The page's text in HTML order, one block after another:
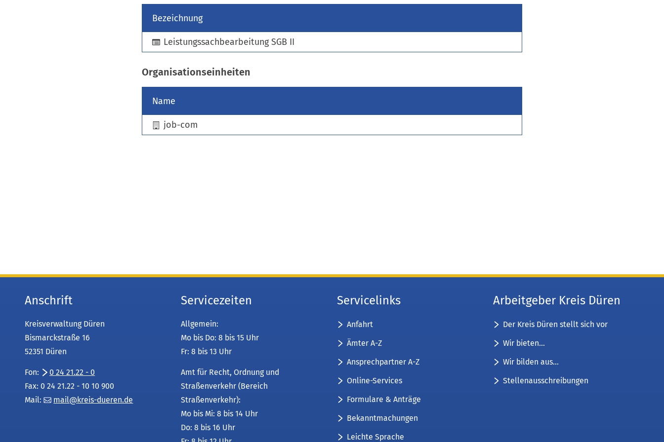
)
Bezeichnung
Leistungssachbearbeitung SGB II
Organisationseinheiten
Name
job-com
Anschrift
Kreisverwaltung Düren
Bismarckstraße 16
52351 Düren
Fon:
0 24 21.22 - 0
Fax: 0 24 21.22 - 10 10 900
Mail:
mail kreis-dueren de
Servicezeiten
Allgemein:
Mo bis Do: 8 bis 15 Uhr
Fr: 8 bis 13 Uhr
Amt für Recht, Ordnung und
Straßenverkehr (Bereich
Straßenverkehr):
Mo bis Mi: 8 bis 14 Uhr
Do: 8 bis 16 Uhr
Servicelinks
Anfahrt
Ämter A-Z
Ansprechpartner A-Z
Online-Services
Formulare & Anträge
Bekanntmachungen
Leichte Sprache
Arbeitgeber Kreis Düren
Der Kreis Düren stellt sich vor
Wir bieten...
Wir bilden aus...
Stellenausschreibungen